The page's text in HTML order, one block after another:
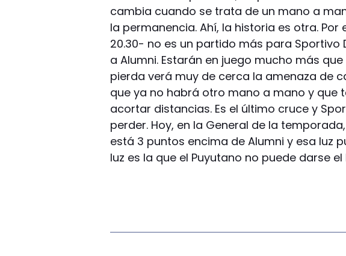
cambia cuando se trata de un mano a
la permanencia. Ahí, la historia es otra.
20.30- no es un partido más para
a Alumni. Estarán en juego mucho más
pierda verá muy de cerca la amenaza de
que ya no habrá otro mano a mano y que
acortar distancias. Es el último cruce y
perder. Hoy, en la General de la
está 3 puntos encima de Alumni y esa luz
luz es la que el Puyutano no puede darse